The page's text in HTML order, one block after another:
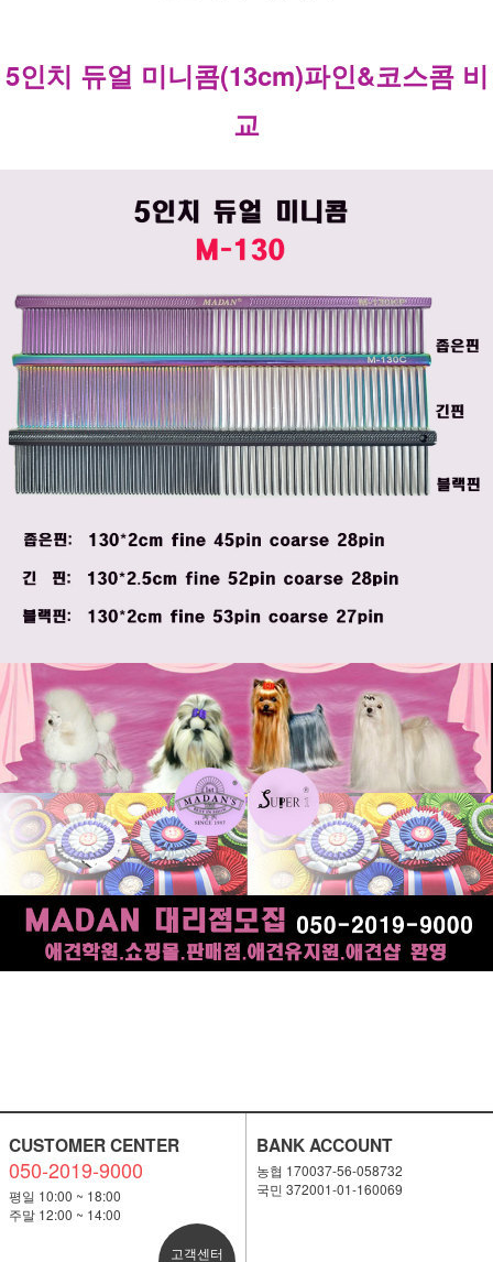
5인치 듀얼 미니콤(13cm)파인&코스콤 비
교
CUSTOMER CENTER
050-2019-9000
평일 10:00 ~ 18:00
주말 12:00 ~ 14:00
고객센터
BANK ACCOUNT
농협 170037-56-058732
국민 372001-01-160069